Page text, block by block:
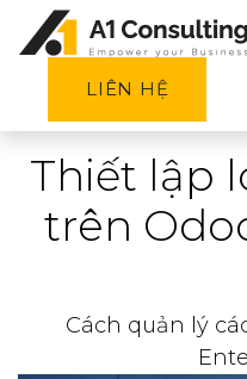
LIÊN HỆ
Thiết lập
trên
Cách quản lý